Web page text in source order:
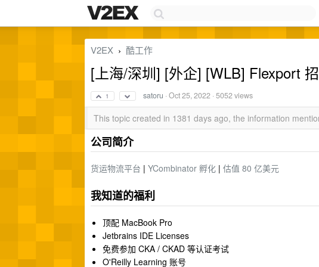
V2EX › 酷工作
[上海/深圳] [外企] [WLB] Flexport
1 satoru ·Oct 25, 2022 · 5052 views
This topic created in 1381 days ago, the information
公司简介
货运物流平台 | YCombinator 孵化 | 估值 80 亿美元
我知道的福利
顶配 MacBook Pro
Jetbrains IDE Licenses
免费参加 CKA / CKAD 等认证考试
O'Reilly Learning 账号